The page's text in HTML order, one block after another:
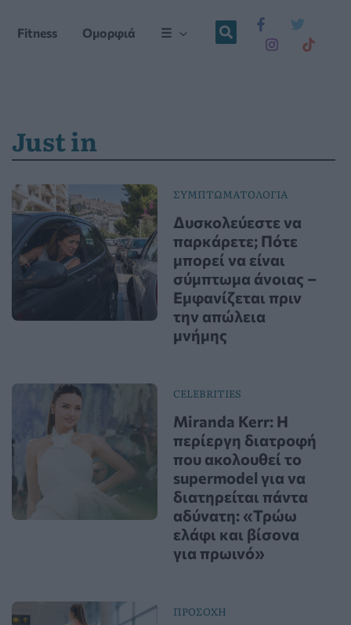
Fitness Ομορφιά ☰
Just in
ΣΥΜΠΤΩΜΑΤΟΛΟΓΙΑ
Δυσκολεύεστε να
παρκάρετε; Πότε
μπορεί να είναι
σύμπτωμα άνοιας –
Εμφανίζεται πριν
την απώλεια
μνήμης
CELEBRITIES
Miranda Kerr: Η
περίεργη διατροφή
που ακολουθεί το
supermodel για να
διατηρείται πάντα
αδύνατη: «Τρώω
ελάφι και βίσονα
για πρωινό»
ΠΡΟΣΟΧΗ